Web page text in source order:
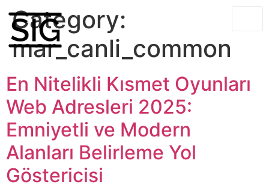
Category:
mar_canli_common
En Nitelikli Kısmet Oyunları
Web Adresleri 2025:
Emniyetli ve Modern
Alanları Belirleme Yol
Göstericisi